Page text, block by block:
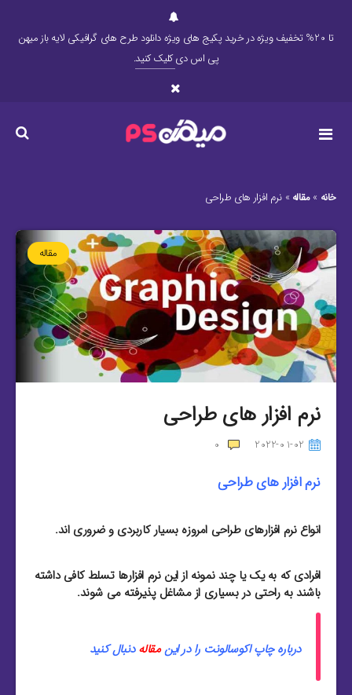
تا 20% تخفیف ویژه در خرید پکیج های ویژه دانلود طرح های گرافیکی لایه باز میهن
پی اس دیکلیک کنید.
خانه »مقاله »نرم افزار های طراحی
مقاله
نرم افزار های طراحی
2022-01-02
0
نرم افزار های طراحی
انواع نرم افزارهای طراحی امروزه بسیار کاربردی و ضروری اند.
افرادی که به یک یا چند نمونه از این نرم افزارها تسلط کافی داشته
باشند به راحتی در بسیاری از مشاغل پذیرفته می شوند.
درباره چاپ اکوسالونت را در اینمقاله دنبال کنید